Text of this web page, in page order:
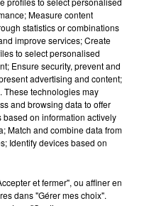
autres surprises !
12 8000puis
carré magique"en
ICI
chaque matin pour
de réussite !
Measure content
statistics or combinations
improve services; Create
to select personalised
Ensure security, prevent and
advertising and content;
These technologies may
and browsing data to offer
on information actively
Match and combine data from
Identify devices based on
et fermer", ou affiner en
dans "Gérer mes choix".